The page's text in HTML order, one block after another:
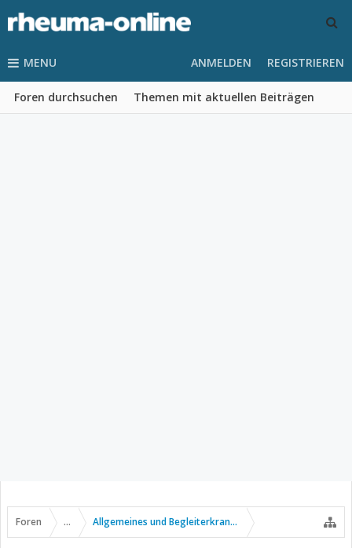
MENU
Foren durchsuchen Themen mit aktuellen Beiträgen
ANMELDEN REGISTRIEREN
Foren ... Allgemeines und Begleiterkrankungen